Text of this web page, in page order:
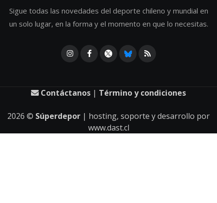
Sigue todas las novedades del deporte chileno y mundial en
un solo lugar, en la forma y el momento en que lo necesitas.
Contáctanos | Término y condiciones
2026 © Súperdepor | hosting, soporte y desarrollo por
www.dast.cl